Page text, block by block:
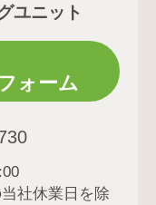
ユニット
ォーム
社休業日を除